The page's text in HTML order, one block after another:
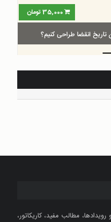
35,000 تومان
انقضا طراحی کنیم؟
رویدادها، مطالب مفید، کاریکاتور،